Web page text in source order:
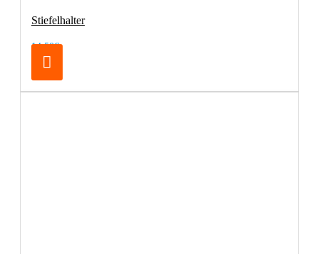
Stiefelhalter
14,50€